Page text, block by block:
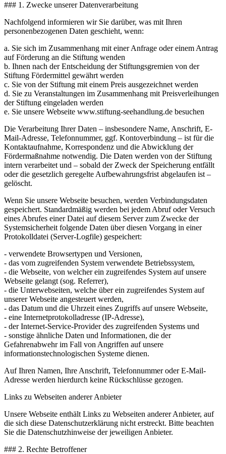
### 1. Zwecke unserer Datenverarbeitung
Nachfolgend informieren wir Sie darüber, was mit Ihren
personenbezogenen Daten geschieht, wenn:
a. Sie sich im Zusammenhang mit einer Anfrage oder einem Antrag
auf Förderung an die Stiftung wenden
b. Ihnen nach der Entscheidung der Stiftungsgremien von der
Stiftung Fördermittel gewährt werden
c. Sie von der Stiftung mit einem Preis ausgezeichnet werden
d. Sie zu Veranstaltungen im Zusammenhang mit Preisverleihungen
der Stiftung eingeladen werden
e. Sie unsere Webseite www.stiftung-seehandlung.de besuchen
Die Verarbeitung Ihrer Daten – insbesondere Name, Anschrift, E-
Mail-Adresse, Telefonnummer, ggf. Kontoverbindung – ist für die
Kontaktaufnahme, Korrespondenz und die Abwicklung der
Fördermaßnahme notwendig. Die Daten werden von der Stiftung
intern verarbeitet und – sobald der Zweck der Speicherung entfällt
oder die gesetzlich geregelte Aufbewahrungsfrist abgelaufen ist –
gelöscht.
Wenn Sie unsere Webseite besuchen, werden Verbindungsdaten
gespeichert. Standardmäßig werden bei jedem Abruf oder Versuch
eines Abrufes einer Datei auf diesem Server zum Zwecke der
Systemsicherheit folgende Daten über diesen Vorgang in einer
Protokolldatei (Server-Logfile) gespeichert:
- verwendete Browsertypen und Versionen,
- das vom zugreifenden System verwendete Betriebssystem,
- die Webseite, von welcher ein zugreifendes System auf unsere
Webseite gelangt (sog. Referrer),
- die Unterwebseiten, welche über ein zugreifendes System auf
unserer Webseite angesteuert werden,
- das Datum und die Uhrzeit eines Zugriffs auf unsere Webseite,
- eine Internetprotokolladresse (IP-Adresse),
- der Internet-Service-Provider des zugreifenden Systems und
- sonstige ähnliche Daten und Informationen, die der
Gefahrenabwehr im Fall von Angriffen auf unsere
informationstechnologischen Systeme dienen.
Auf Ihren Namen, Ihre Anschrift, Telefonnummer oder E-Mail-
Adresse werden hierdurch keine Rückschlüsse gezogen.
Links zu Webseiten anderer Anbieter
Unsere Webseite enthält Links zu Webseiten anderer Anbieter, auf
die sich diese Datenschutzerklärung nicht erstreckt. Bitte beachten
Sie die Datenschutzhinweise der jeweiligen Anbieter.
### 2. Rechte Betroffener